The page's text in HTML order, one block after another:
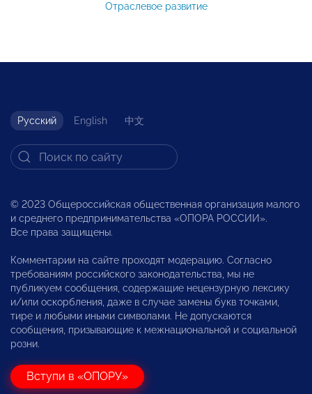
Отраслевое развитие
Русский English 中文
© 2023 Общероссийская общественная организация малого
и среднего предпринимательства «ОПОРА РОССИИ».
Все права защищены.
Комментарии на сайте проходят модерацию. Согласно
требованиям российского законодательства, мы не
публикуем сообщения, содержащие нецензурную лексику
и/или оскорбления, даже в случае замены букв точками,
тире и любыми иными символами. Не допускаются
сообщения, призывающие к межнациональной и социальной
розни.
Вступи в «ОПОРУ»